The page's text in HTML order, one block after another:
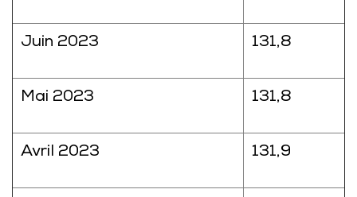
Juin 2023 131,8
Mai 2023 131,8
Avril 2023 131,9